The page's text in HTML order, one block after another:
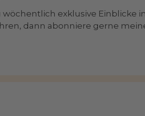
wöchentlich exklusive Einblicke
dann abonniere gerne